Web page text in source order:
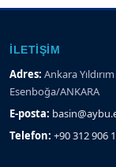
İLETIŞIM
Adres: Ankara
Esenboğa/ANKARA
E-posta:
Telefon: +90 312 906